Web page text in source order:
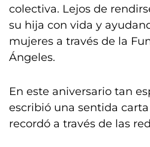
colectiva. Lejos de
su hija con vida y
mujeres a través de la
Ángeles.
En este aniversario tan
escribió una sentida
recordó a través de las